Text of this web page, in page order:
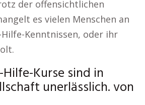
der offensichtlichen
es vielen Menschen an
Kenntnissen, oder ihr
Kurse sind in
unerlässlich. von